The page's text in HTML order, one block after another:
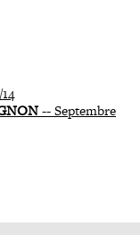
-- Septembre